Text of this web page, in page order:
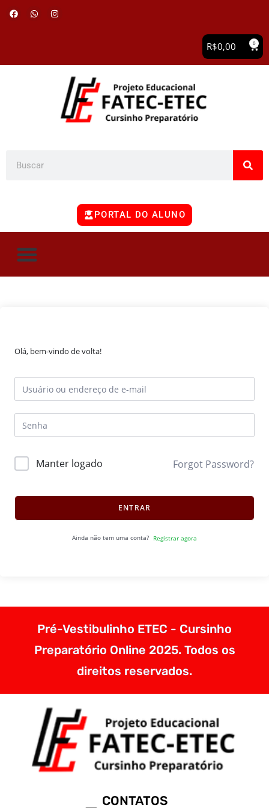
R$0,00 0
PORTAL DO ALUNO
Olá, bem-vindo de volta!
Manter logado Forgot Password?
ENTRAR
Ainda não tem uma conta? Registrar agora
Pré-Vestibulinho ETEC - Cursinho
Preparatório Online 2025. Todos os
direitos reservados.
CONTATOS